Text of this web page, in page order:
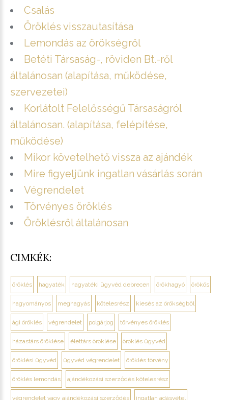
Csalás
Öröklés visszautasítása
Lemondás az örökségről
Betéti Társaság-, röviden Bt.-ről
általánosan (alapítása, működése,
szervezetei)
Korlátolt Felelősségű Társaságról
általánosan. (alapítása, felépítése,
működése)
Mikor követelhető vissza az ajándék
Mire figyeljünk ingatlan vásárlás során
Végrendelet
Törvényes öröklés
Öröklésről általánosan
CIMKÉK:
öröklés hagyaték hagyatéki ügyvéd debrecen örökhagyó örökös
hagyományos meghagyás kötelesrész kiesés az örökségből
ági öröklés végrendelet polgárjog törvényes öröklés
házastárs öröklése élettárs öröklése öröklés ügyvéd
öröklési ügyvéd ügyvéd végrendelet öröklés törvény
öröklés lemondás ajándékozási szerződés kötelesrész
végrendelet vagy ajándékozási szerződés ingatlan adásvétel